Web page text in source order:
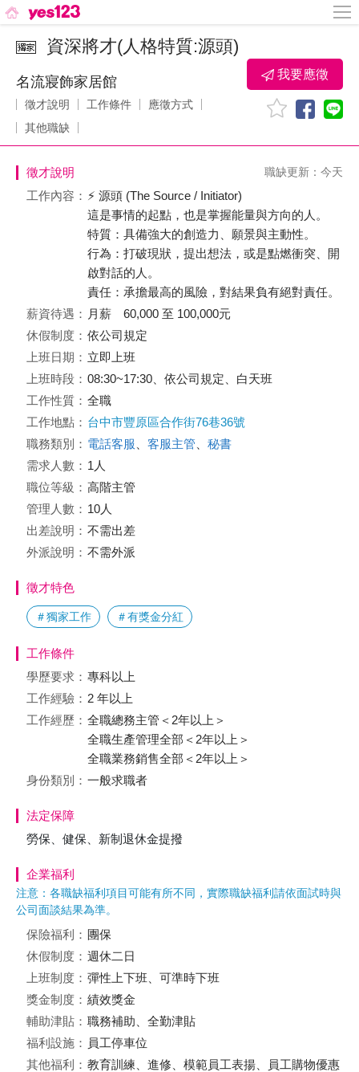
資深將才(人格特質:源頭)
名流寢飾家居館
徵才說明 工作條件
應徵方式
其他職缺
我要應徵
徵才說明 職缺更新：今天
工作內容： ⚡ 源頭 (The Source / Initiator)
這是事情的起點，也是掌握能量與方向的人。
特質：具備強大的創造力、願景與主動性。
行為：打破現狀，提出想法，或是點燃衝突、開
啟對話的人。
責任：承擔最高的風險，對結果負有絕對責任。
薪資待遇： 月薪 60,000 至 100,000元
休假制度： 依公司規定
上班日期： 立即上班
上班時段： 08:30~17:30、依公司規定、白天班
工作性質： 全職
工作地點： 台中市豐原區合作街76巷36號
職務類別： 電話客服 客服主管
秘書
需求人數： 1人
職位等級： 高階主管
管理人數： 10人
出差說明： 不需出差
外派說明： 不需外派
徵才特色
＃獨家工作 ＃有獎金分紅
工作條件
學歷要求： 專科以上
工作經驗： 2 年以上
工作經歷： 全職總務主管＜2年以上＞
全職生產管理全部＜2年以上＞
全職業務銷售全部＜2年以上＞
身份類別： 一般求職者
法定保障
勞保、健保、新制退休金提撥
企業福利
注意：各職缺福利項目可能有所不同，實際職缺福利請依面試時與
公司面談結果為準。
保險福利： 團保
休假制度： 週休二日
上班制度： 彈性上下班、可準時下班
獎金制度： 績效獎金
輔助津貼： 職務補助、全勤津貼
福利設施： 員工停車位
其他福利： 教育訓練、進修、模範員工表揚、員工購物優惠